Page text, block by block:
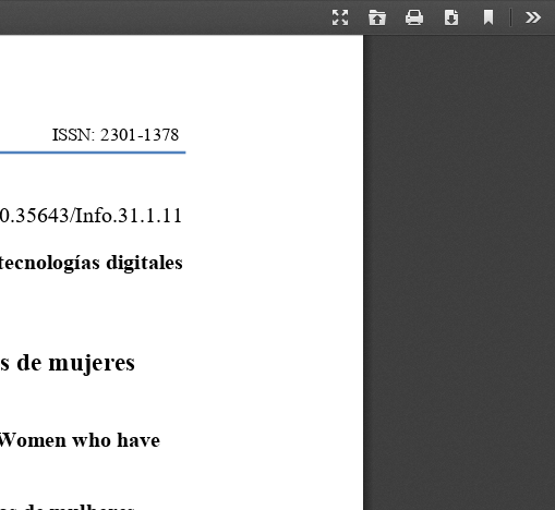
Presentation
Open Print Download
Current
ISSN: 2301 -1378
Info.31.1.11
digitales
de mujeres
omen who have